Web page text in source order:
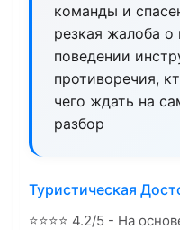
команды и
резкая жалоба
поведении
противоречия,
чего ждать на
разбор
Туристическая
⭐⭐⭐⭐ 4.2/5 - На